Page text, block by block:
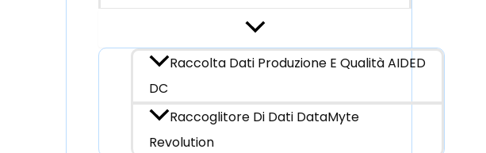
Raccolta Dati Produzione E Qualità AIDED
DC
Raccoglitore Di Dati DataMyte
Revolution